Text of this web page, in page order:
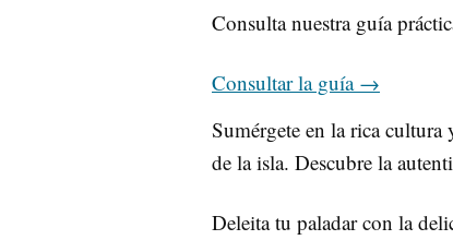
Consulta nuestra guía
Consultar la guía →
Sumérgete en la rica cultura
de la isla. Descubre la
Deleita tu paladar con la